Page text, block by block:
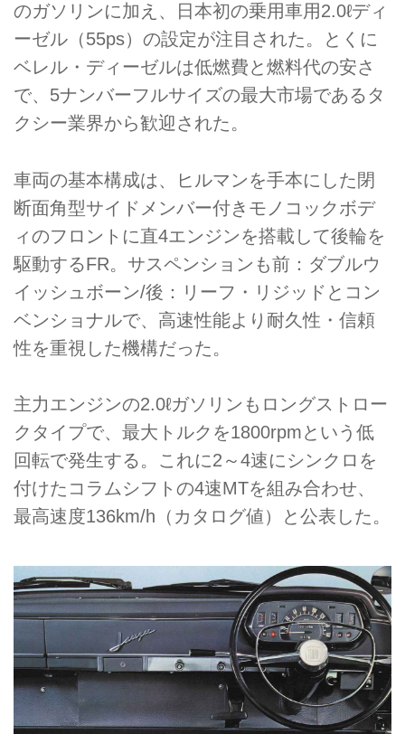
のガソリンに加え、日本初の乗用車用2.0ℓディ
ーゼル（55ps）の設定が注目された。とくに
ベレル・ディーゼルは低燃費と燃料代の安さ
で、5ナンバーフルサイズの最大市場であるタ
クシー業界から歓迎された。
車両の基本構成は、ヒルマンを手本にした閉
断面角型サイドメンバー付きモノコックボデ
ィのフロントに直4エンジンを搭載して後輪を
駆動するFR。サスペンションも前：ダブルウ
イッシュボーン/後：リーフ・リジッドとコン
ベンショナルで、高速性能より耐久性・信頼
性を重視した機構だった。
主力エンジンの2.0ℓガソリンもロングストロー
クタイプで、最大トルクを1800rpmという低
回転で発生する。これに2～4速にシンクロを
付けたコラムシフトの4速MTを組み合わせ、
最高速度136km/h（カタログ値）と公表した。